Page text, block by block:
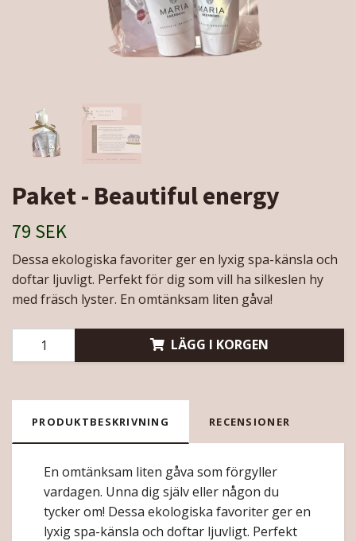
Paket - Beautiful energy
79 SEK
Dessa ekologiska favoriter ger en lyxig spa-känsla och
doftar ljuvligt. Perfekt för dig som vill ha silkeslen hy
med fräsch lyster. En omtänksam liten gåva!
LÄGG I KORGEN
PRODUKTBESKRIVNING RECENSIONER
En omtänksam liten gåva som förgyller
vardagen. Unna dig själv eller någon du
tycker om! Dessa ekologiska favoriter ger en
lyxig spa-känsla och doftar ljuvligt. Perfekt